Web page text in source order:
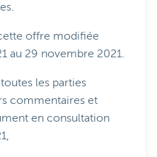
offre modifiée
au 29 novembre 2021.
les parties
commentaires et
en consultation